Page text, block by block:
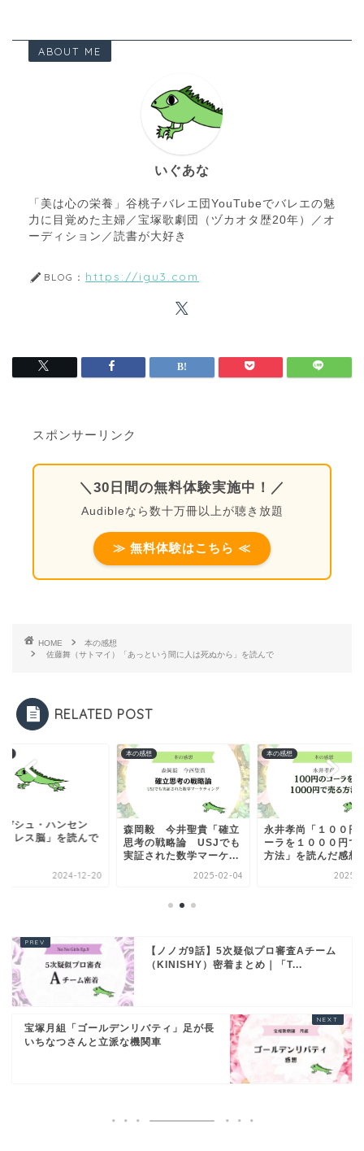
ABOUT ME
いぐあな
「美は心の栄養」谷桃子バレエ団YouTubeでバレエの魅
力に目覚めた主婦／宝塚歌劇団（ヅカオタ歴20年）／オ
ーディション／読書が大好き
BLOG： https://igu3.com
スポンサーリンク
＼30日間の無料体験実施中！／
Audibleなら数十万冊以上が聴き放題
≫ 無料体験はこちら ≪
HOME
本の感想
佐藤舞（サトマイ）「あっという間に人は死ぬから」を読んで
RELATED POST
デシュ・ハンセン
トレス脳」を読んで
2024-12-20
本の感想
森岡毅 今井聖貴「確立
思考の戦略論 USJでも
実証された数学マーケ...
2025-02-04
本の感想
永井孝尚「１００円
ーラを１０００円で
方法」を読んだ感想
2025-
【ノノガ9話】5次疑似プロ審査Aチーム
（KINISHY）密着まとめ｜「T...
宝塚月組「ゴールデンリバティ」足が長
いちなつさんと立派な機関車